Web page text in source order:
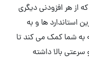
از هر افزودنی دیگری
استاندارد ها و به
شما کمک می کند تا
سرعتی بالا داشته